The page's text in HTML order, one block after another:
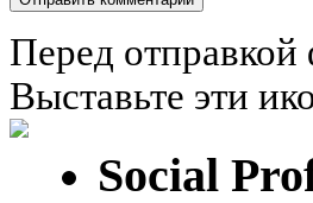
Перед
Выставьте эти
Social